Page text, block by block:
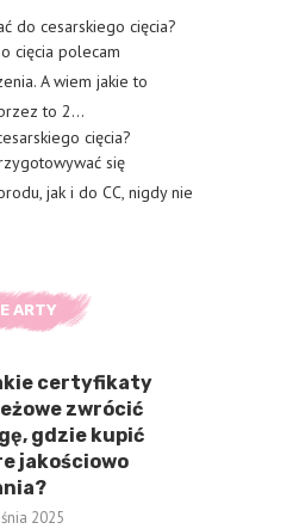
do cesarskiego cięcia?
cięcia polecam
A wiem jakie to
to 2…
cięcia?
się
jak i do CC, nigdy nie
ARTY
certyfikaty
zwrócić
gdzie kupić
jakościowo
2025